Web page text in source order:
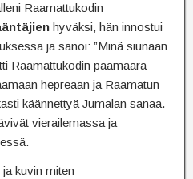
Raamattukodin
hyväksi, hän innostui
ja sanoi: ”Minä siunaan
Raamattukodin päämäärä
hepreaan ja Raamatun
käännettyä Jumalan sanaa.
vierailemassa ja
kuvin miten